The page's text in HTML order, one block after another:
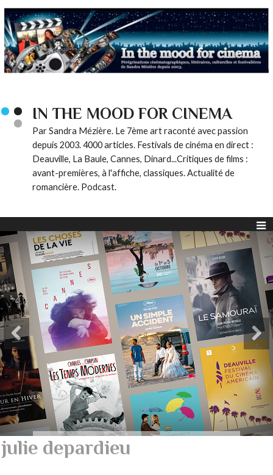
IN THE MOOD FOR CINEMA
Par Sandra Mézière. Le 7ème art raconté avec passion
depuis 2003. 4000 articles. Festivals de cinéma en direct :
Deauville, La Baule, Cannes, Dinard...Critiques de films :
avant-premières, à l'affiche, classiques. Actualité de
romancière. Podcast.
julie depardieu